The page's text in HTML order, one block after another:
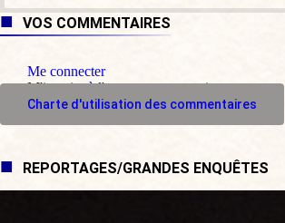
VOS COMMENTAIRES
Me connecter
M'inscrire à l'espace commentaire
Charte d'utilisation des commentaires
REPORTAGES/GRANDES ENQUÊTES